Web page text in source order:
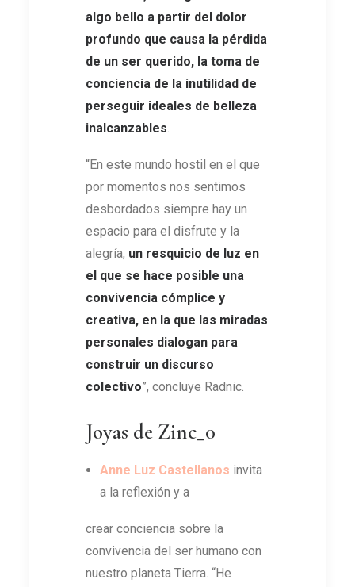
algo bello a partir del dolor
profundo que causa la pérdida
de un ser querido, la toma de
conciencia de la inutilidad de
perseguir ideales de belleza
inalcanzables.
“En este mundo hostil en el que
por momentos nos sentimos
desbordados siempre hay un
espacio para el disfrute y la
alegría, un resquicio de luz en
el que se hace posible una
convivencia cómplice y
creativa, en la que las miradas
personales dialogan para
construir un discurso
colectivo”, concluye Radnic.
Joyas de Zinc_0
Anne Luz Castellanos invita
a la reflexión y a
crear conciencia sobre la
convivencia del ser humano con
nuestro planeta Tierra. “He